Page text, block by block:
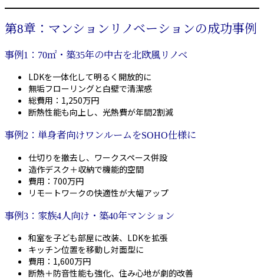
第8章：マンションリノベーションの成功事例
事例1：70㎡・築35年の中古を北欧風リノベ
LDKを一体化して明るく開放的に
無垢フローリングと白壁で清潔感
総費用：1,250万円
断熱性能も向上し、光熱費が年間2割減
事例2：単身者向けワンルームをSOHO仕様に
仕切りを撤去し、ワークスペース併設
造作デスク＋収納で機能的空間
費用：700万円
リモートワークの快適性が大幅アップ
事例3：家族4人向け・築40年マンション
和室を子ども部屋に改装、LDKを拡張
キッチン位置を移動し対面型に
費用：1,600万円
断熱＋防音性能も強化、住み心地が劇的改善